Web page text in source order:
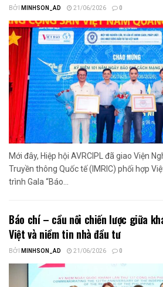
BỞI MINHSON_AD 21/06/2026 0
Mới đây, Hiệp hội AVRCIPL đã giao Viện
Truyền thông Quốc tế (IMRIC) phối hợp
trình Gala “Báo...
Báo chí – cầu nối chiến lược giữa
Việt và niềm tin nhà đầu tư
BỞI MINHSON_AD 21/06/2026 0